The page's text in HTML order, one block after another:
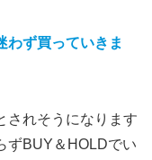
わず買っていきま
されそうになります
ずBUY＆HOLDでい